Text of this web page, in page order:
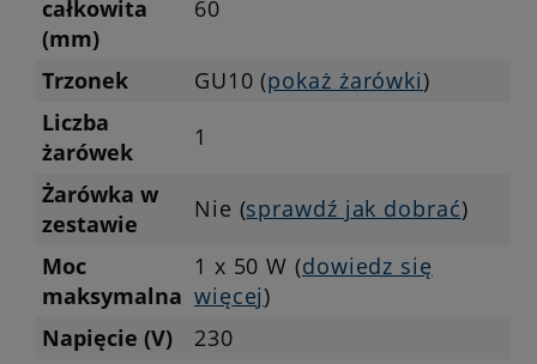
całkowita
(mm)
60
Trzonek GU10 (pokaż żarówki)
Liczba
żarówek
1
Żarówka w
zestawie
Nie (sprawdź jak dobrać)
Moc
maksymalna
1 x 50 W (dowiedz się
więcej)
Napięcie (V)
230